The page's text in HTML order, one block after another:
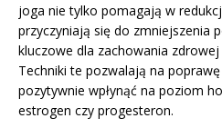
joga nie tylko pomagają w
przyczyniają się do zmniejszenia
kluczowe dla zachowania
Techniki te pozwalają na
pozytywnie wpłynąć na poziom
estrogen czy progesteron.